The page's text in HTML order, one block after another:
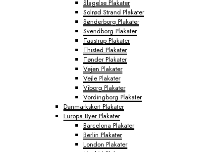
Slagelse Plakater
Solrød Strand Plakater
Sønderborg Plakater
Svendborg Plakater
Taastrup Plakater
Thisted Plakater
Tønder Plakater
Vejen Plakater
Vejle Plakater
Viborg Plakater
Vordingborg Plakater
Danmarkskort Plakater
Europa Byer Plakater
Barcelona Plakater
Berlin Plakater
London Plakater